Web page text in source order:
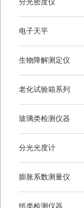
分光密度仪
电子天平
生物降解测定仪
老化试验箱系列
玻璃类检测仪器
分光光度计
膨胀系数测量仪
纸类检测仪器